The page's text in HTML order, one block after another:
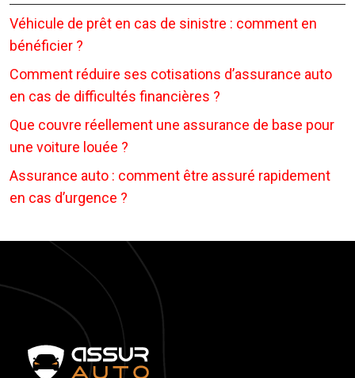
Véhicule de prêt en cas de sinistre : comment en
bénéficier ?
Comment réduire ses cotisations d’assurance auto
en cas de difficultés financières ?
Que couvre réellement une assurance de base pour
une voiture louée ?
Assurance auto : comment être assuré rapidement
en cas d’urgence ?